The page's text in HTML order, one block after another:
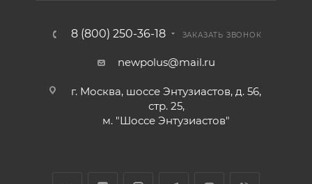
8 (800) 250-36-18 ЗАКАЗАТЬ ЗВОНОК
newpolus@mail.ru
г. Москва, шоссе Энтузиастов, д. 56,
стр. 25,
м. "Шоссе Энтузиастов"